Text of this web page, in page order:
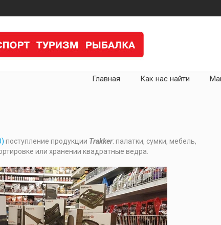
Главная Как нас найти
поступление продукции Trakker: палатки, сумки, мебель,
или хранении квадратные ведра.